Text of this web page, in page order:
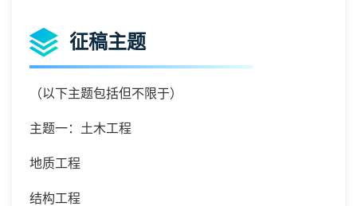
征稿主题
（以下主题包括但不限于）
主题一： 土木工程
地质工程
结构工程